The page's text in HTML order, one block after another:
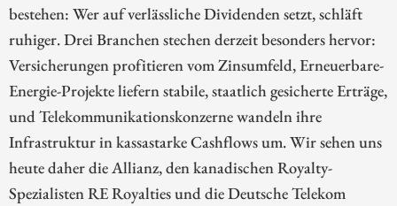
bestehen: Wer auf verlässliche Dividenden setzt, schläft
ruhiger. Drei Branchen stechen derzeit besonders hervor:
Versicherungen profitieren vom Zinsumfeld, Erneuerbare-
Energie-Projekte liefern stabile, staatlich gesicherte Erträge,
und Telekommunikationskonzerne wandeln ihre
Infrastruktur in kassastarke Cashflows um. Wir sehen uns
heute daher die Allianz, den kanadischen Royalty-
Spezialisten RE Royalties und die Deutsche Telekom